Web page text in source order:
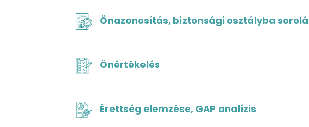
Önazonosítás, biztonsági osztályba
Önértékelés
Érettség elemzése, GAP analízis